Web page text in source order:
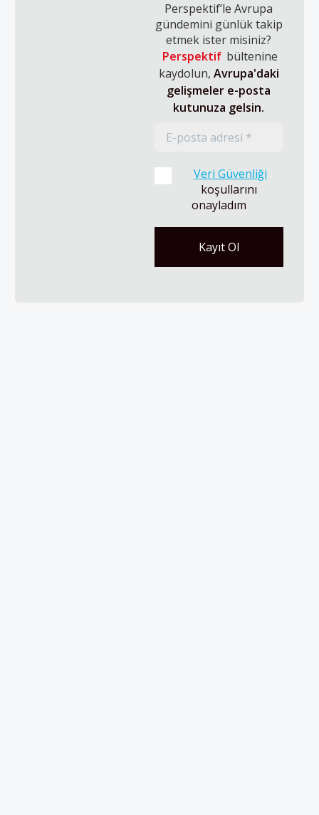
Perspektif’le Avrupa
gündemini günlük takip
etmek ister misiniz?
Perspektif bültenine
kaydolun, Avrupa'daki
gelişmeler e-posta
kutunuza gelsin.
Veri Güvenliği
koşullarını
onayladım